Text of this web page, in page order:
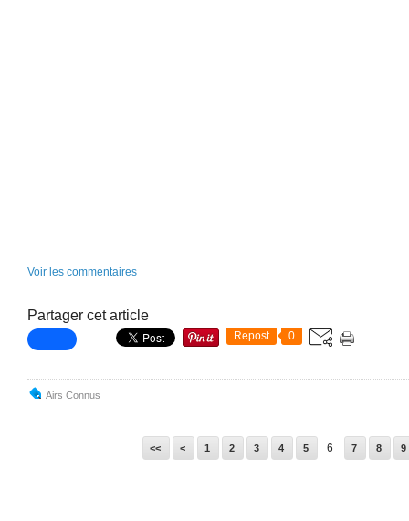
Voir les commentaires
Partager cet article
Repost 0
Airs Connus
<< < 1 2 3 4 5 6 7 8 9